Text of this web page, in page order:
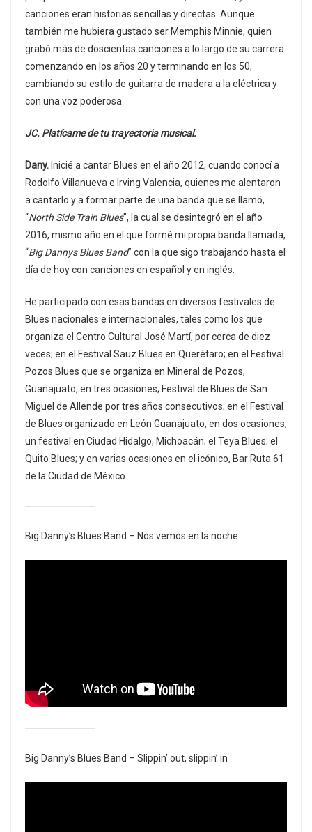
canciones eran historias sencillas y directas. Aunque
también me hubiera gustado ser Memphis Minnie, quien
grabó más de doscientas canciones a lo largo de su carrera
comenzando en los años 20 y terminando en los 50,
cambiando su estilo de guitarra de madera a la eléctrica y
con una voz poderosa.
JC. Platícame de tu trayectoria musical.
Dany. Inicié a cantar Blues en el año 2012, cuando conocí a
Rodolfo Villanueva e Irving Valencia, quienes me alentaron
a cantarlo y a formar parte de una banda que se llamó,
“North Side Train Blues”, la cual se desintegró en el año
2016, mismo año en el que formé mi propia banda llamada,
“Big Dannys Blues Band” con la que sigo trabajando hasta el
día de hoy con canciones en español y en inglés.
He participado con esas bandas en diversos festivales de
Blues nacionales e internacionales, tales como los que
organiza el Centro Cultural José Martí, por cerca de diez
veces; en el Festival Sauz Blues en Querétaro; en el Festival
Pozos Blues que se organiza en Mineral de Pozos,
Guanajuato, en tres ocasiones; Festival de Blues de San
Miguel de Allende por tres años consecutivos; en el Festival
de Blues organizado en León Guanajuato, en dos ocasiones;
un festival en Ciudad Hidalgo, Michoacán; el Teya Blues; el
Quito Blues; y en varias ocasiones en el icónico, Bar Ruta 61
de la Ciudad de México.
Big Danny’s Blues Band – Nos vemos en la noche
Big Danny’s Blues Band – Slippin’ out, slippin’ in